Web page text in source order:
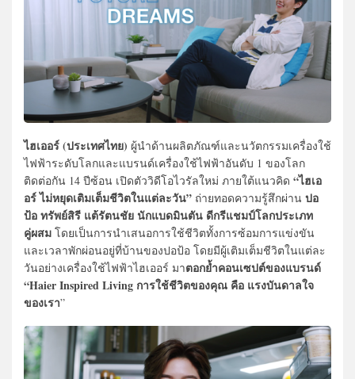
ไฮเออร์ (ประเทศไทย) ผู้นำด้านผลิตภัณฑ์และนวัตกรรมเครื่องใช้
ไฟฟ้าระดับโลกและแบรนด์เครื่องใช้ไฟฟ้าอันดับ 1 ของโลก
ติดต่อกัน 14 ปีซ้อน เปิดตัววิดีโอไวรัลใหม่ ภายใต้แนวคิด “ไฮเอ
อร์ ไม่หยุดเติมเต็มชีวิตในแต่ละวัน” ถ่ายทอดความรู้สึกผ่าน ปอ
ป้อ ทรัพย์สิรี แต้รัตนชัยนักแบดมินตัน ดีกรีแชมป์โลกประเภท
คู่ผสม โดยเป็นการนำเสนอการใช้ชีวิตทั้งการซ้อมการแข่งขัน
และเวลาพักผ่อนอยู่ที่บ้านของปอป้อ โดยมีผู้เติมเต็มชีวิตในแต่ละ
วันอย่างเครื่องใช้ไฟฟ้าไฮเออร์ มาตอกย้ำคอนเซปต์ของแบรนด์
“Haier Inspired Living การใช้ชีวิตของคุณ คือ แรงบันดาลใจ
ของเรา”